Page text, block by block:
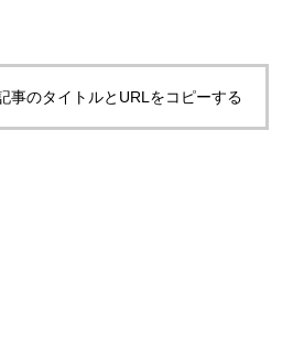
事のタイトルとURLをコピーする